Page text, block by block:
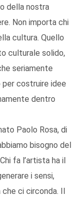
della nostra
Non importa chi
cultura. Quello
culturale solido,
seriamente
costruire idee
dentro
Paolo Rosa, di
bisogno del
fa l’artista ha il
i sensi,
ci circonda. Il